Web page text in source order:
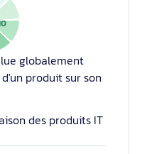
globalement
produit sur son
des produits IT